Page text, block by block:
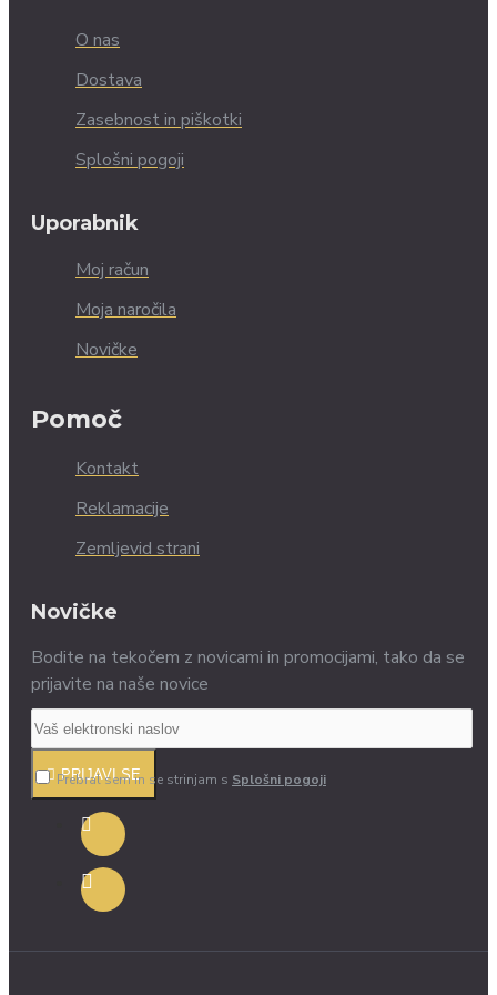
O nas
Dostava
Zasebnost in piškotki
Splošni pogoji
Uporabnik
Moj račun
Moja naročila
Novičke
Pomoč
Kontakt
Reklamacije
Zemljevid strani
Novičke
Bodite na tekočem z novicami in promocijami, tako da se
prijavite na naše novice
PRIJAVI SE
Prebral sem in se strinjam s Splošni pogoji